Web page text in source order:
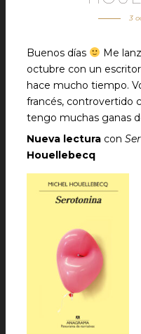
3
Buenos días
Me
octubre con un
hace mucho tiempo.
francés, controvertido
tengo muchas ganas
Nueva lectura con
Houellebecq